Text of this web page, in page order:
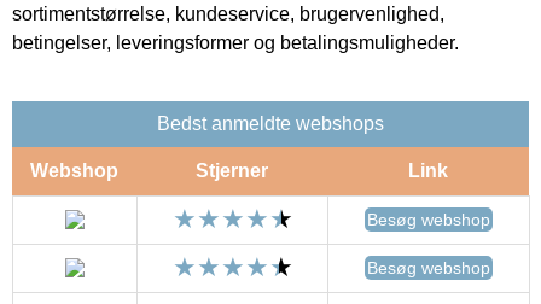
sortimentstørrelse, kundeservice, brugervenlighed,
betingelser, leveringsformer og betalingsmuligheder.
Bedst anmeldte webshops
Webshop Stjerner Link
Besøg webshop
Besøg webshop